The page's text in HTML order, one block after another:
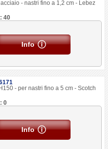
- nastri fino a 1,2 cm - Lebez
40
Info
- per nastri fino a 5 cm - Scotch
0
Info